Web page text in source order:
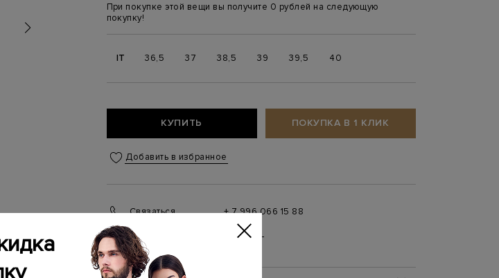
При покупке этой вещи вы получите 0 рублей на следующую
покупку!
IT 36,5 37 38,5 39 39,5 40
КУПИТЬ ПОКУПКА В 1 КЛИК
Добавить в избранное
Связаться
+ 7 996 066 15 88
Менеджер бутика в
Telegram
(ежедневно с 10:00 до 21:00)